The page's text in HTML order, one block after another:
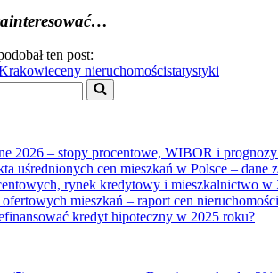
ten post:
ceny nieruchomościstatystyki
2026 – stopy procentowe, WIBOR i
uśrednionych cen mieszkań w Polsce – dane
rynek kredytowy i mieszkalnictwo w
mieszkań – raport cen
kredyt hipoteczny w 2025 roku?